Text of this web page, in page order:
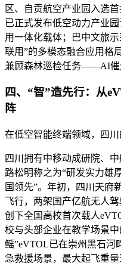
区、自贡航空产业园入选
已正式发布低空动力产业
用一体化载体；巴中文旅
联用”的多模态融合应用格
兼顾森林巡检任务——AI催
四、“智”造先行：从
阵
在低空智能终端领域，四川
四川拥有中移动成研院、
路松明称之为“研发实力雄
国领先”。年初，四川天府
飞行，两架国产亿航无人
创下全国高校首次载人
校与头部企业在教学场景
鳐”eVTOL已在崇州黑石河
急救援场景，最大起飞重量